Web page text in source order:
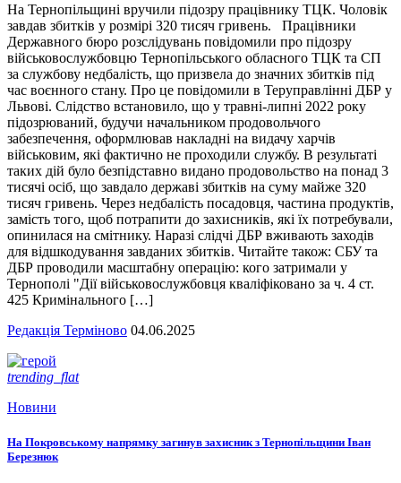
На Тернопільщині вручили підозру працівнику ТЦК. Чоловік
завдав збитків у розмірі 320 тисяч гривень. Працівники
Державного бюро розслідувань повідомили про підозру
військовослужбовцю Тернопільського обласного ТЦК та СП
за службову недбалість, що призвела до значних збитків під
час воєнного стану. Про це повідомили в Теруправлінні ДБР у
Львові. Слідство встановило, що у травні-липні 2022 року
підозрюваний, будучи начальником продовольчого
забезпечення, оформлював накладні на видачу харчів
військовим, які фактично не проходили службу. В результаті
таких дій було безпідставно видано продовольство на понад 3
тисячі осіб, що завдало державі збитків на суму майже 320
тисяч гривень. Через недбалість посадовця, частина продуктів,
замість того, щоб потрапити до захисників, які їх потребували,
опинилася на смітнику. Наразі слідчі ДБР вживають заходів
для відшкодування завданих збитків. Читайте також: СБУ та
ДБР проводили масштабну операцію: кого затримали у
Тернополі "Дії військовослужбовця кваліфіковано за ч. 4 ст.
425 Кримінального […]
Редакція Терміново 04.06.2025
trending_flat
Новини
На Покровському напрямку загинув захисник з Тернопільщини Іван
Березнюк